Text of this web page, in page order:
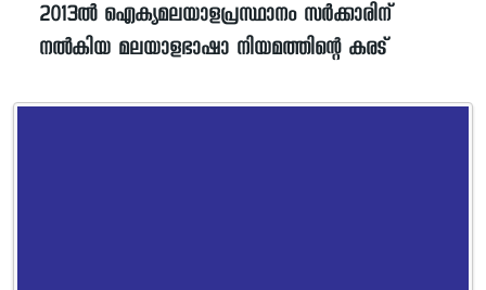
2013ൽ ഐക്യമലയാളപ്രസ്ഥാനം സർക്കാരിന്
നൽകിയ മലയാളഭാഷാ നിയമത്തിന്റെ കരട്